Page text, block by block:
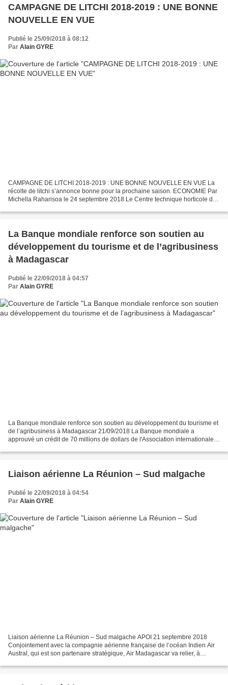
CAMPAGNE DE LITCHI 2018-2019 : UNE BONNE
NOUVELLE EN VUE
Publié le 25/09/2018 à 08:12
Par Alain GYRE
CAMPAGNE DE LITCHI 2018-2019 : UNE BONNE NOUVELLE EN VUE La
récolte de litchi s’annonce bonne pour la prochaine saison. ECONOMIE Par
Michella Raharisoa le 24 septembre 2018 Le Centre technique horticole de
La Banque mondiale renforce son soutien au
développement du tourisme et de l’agribusiness
à Madagascar
Publié le 22/09/2018 à 04:57
Par Alain GYRE
La Banque mondiale renforce son soutien au développement du tourisme et
de l’agribusiness à Madagascar 21/09/2018 La Banque mondiale a
approuvé un crédit de 70 millions de dollars de l'Association internationale
Liaison aérienne La Réunion – Sud malgache
Publié le 22/09/2018 à 04:54
Par Alain GYRE
Liaison aérienne La Réunion – Sud malgache APOI 21 septembre 2018
Conjointement avec la compagnie aérienne française de l’océan Indien Air
Austral, qui est son partenaire stratégique, Air Madagascar va relier, à